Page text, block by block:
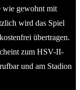
wie gewohnt mit
wird das Spiel
übertragen.
zum HSV-II-
und am Stadion